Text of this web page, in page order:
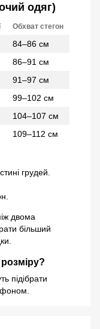
одяг)
Обхват стегон
84–86 см
86–91 см
91–97 см
99–102 см
104–107 см
109–112 см
грудей.
двома
більший
підібрати